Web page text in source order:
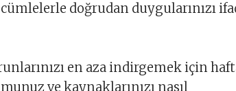
doğrudan duygularınızı
en aza indirgemek için
ve kaynaklarınızı nasıl